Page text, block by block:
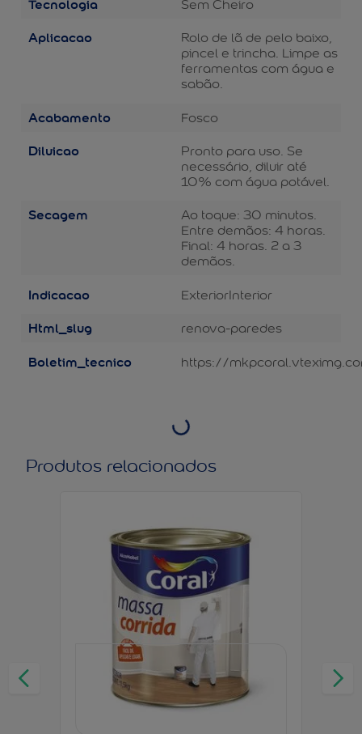
Sem Cheiro
Aplicacao
Rolo de lã de pelo baixo,
pincel e trincha. Limpe as
ferramentas com água e
sabão.
Acabamento Fosco
Diluicao
Pronto para uso. Se
necessário, diluir até
10% com água potável.
Secagem
Ao toque: 30 minutos.
Entre demãos: 4 horas.
Final: 4 horas. 2 a 3
demãos.
Indicacao ExteriorInterior
Html_slug renova-paredes
Boletim_tecnico https://
Produtos relacionados